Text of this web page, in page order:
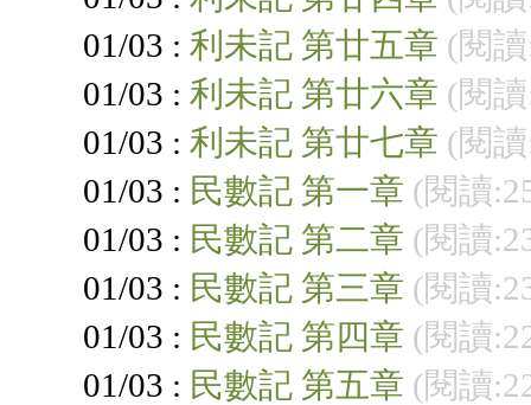
01/03 : 利未記 第廿五章 (閱
01/03 : 利未記 第廿六章 (閱
01/03 : 利未記 第廿七章 (閱
01/03 : 民數記 第一章 (閱讀
01/03 : 民數記 第二章 (閱讀
01/03 : 民數記 第三章 (閱讀
01/03 : 民數記 第四章 (閱讀
01/03 : 民數記 第五章 (閱讀